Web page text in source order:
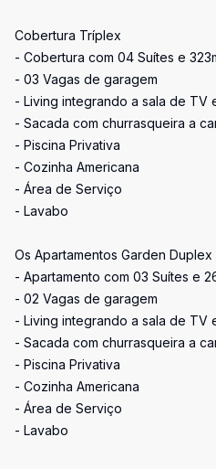
Cobertura Tríplex
- Cobertura com 04 Suítes e
- 03 Vagas de garagem
- Living integrando a sala de TV
- Sacada com churrasqueira a
- Piscina Privativa
- Cozinha Americana
- Área de Serviço
- Lavabo
Os Apartamentos Garden Duplex
- Apartamento com 03 Suítes e
- 02 Vagas de garagem
- Living integrando a sala de TV
- Sacada com churrasqueira a
- Piscina Privativa
- Cozinha Americana
- Área de Serviço
- Lavabo